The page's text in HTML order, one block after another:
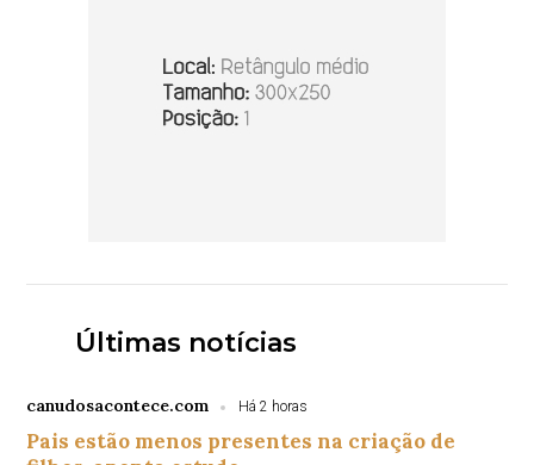
Últimas notícias
canudosacontece.com Há 2 horas
Pais estão menos presentes na criação de